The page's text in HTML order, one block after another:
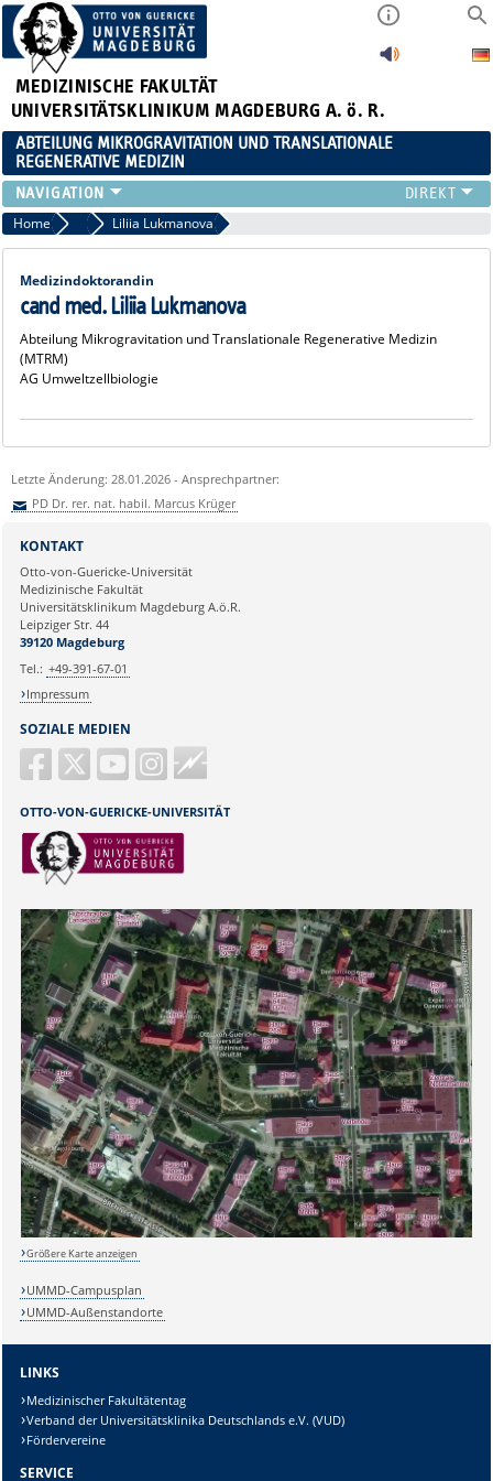
MEDIZINISCHE FAKULTÄT
UNIVERSITÄTSKLINIKUM MAGDEBURG A. ö. R.
ABTEILUNG MIKROGRAVITATION UND TRANSLATIONALE
REGENERATIVE MEDIZIN
FORSCHUNG
LEHRE
VERANSTALTUNGEN
AKTUELLES
TEAM
KOOPERATIONEN
KONTAKT
Home Doktorand:innen
Liliia Lukmanova
Medizindoktorandin
cand med. Liliia Lukmanova
Abteilung Mikrogravitation und Translationale Regenerative Medizin
(MTRM)
AG Umweltzellbiologie
Letzte Änderung: 28.01.2026 - Ansprechpartner:
PD Dr. rer. nat. habil. Marcus Krüger
Krüger
Ihre E-Mailadresse:
Ihr Anliegen:
Sicherheitsabfrage:
Lösung:
SOZIALE MEDIEN
Guericke
FM
OTTO-VON-GUERICKE-UNIVERSITÄT
KONTAKT
Otto-von-Guericke-Universität
Medizinische Fakultät
Universitätsklinikum Magdeburg A.ö.R.
Leipziger Str. 44
39120 Magdeburg
Tel.: +49-391-67-01
Impressum
Größere Karte anzeigen
UMMD-Campusplan
UMMD-Außenstandorte
LINKS
Medizinischer Fakultätentag
Verband der Universitätsklinika Deutschlands e.V. (VUD)
Fördervereine
SERVICE